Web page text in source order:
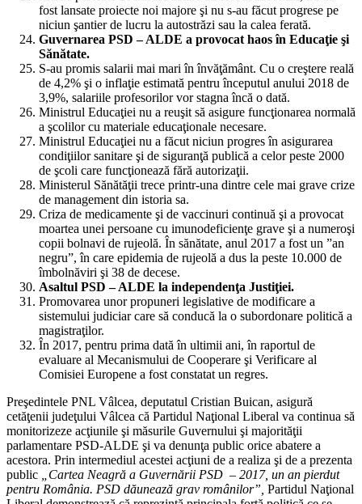
fost lansate proiecte noi majore şi nu s-au făcut progrese pe
niciun şantier de lucru la autostrăzi sau la calea ferată.
Guvernarea PSD – ALDE a provocat haos în Educaţie şi
Sănătate.
S-au promis salarii mai mari în învăţământ. Cu o creştere reală
de 4,2% şi o inflaţie estimată pentru începutul anului 2018 de
3,9%, salariile profesorilor vor stagna încă o dată.
Ministrul Educaţiei nu a reuşit să asigure funcţionarea normală
a şcolilor cu materiale educaţionale necesare.
Ministrul Educaţiei nu a făcut niciun progres în asigurarea
condiţiilor sanitare şi de siguranţă publică a celor peste 2000
de şcoli care funcţionează fără autorizaţii.
Ministerul Sănătăţii trece printr-una dintre cele mai grave crize
de management din istoria sa.
Criza de medicamente şi de vaccinuri continuă şi a provocat
moartea unei persoane cu imunodeficienţe grave şi a numeroşi
copii bolnavi de rujeolă. În sănătate, anul 2017 a fost un ”an
negru”, în care epidemia de rujeolă a dus la peste 10.000 de
îmbolnăviri şi 38 de decese.
Asaltul PSD – ALDE la independenţa Justiţiei.
Promovarea unor propuneri legislative de modificare a
sistemului judiciar care să conducă la o subordonare politică a
magistraţilor.
În 2017, pentru prima dată în ultimii ani, în raportul de
evaluare al Mecanismului de Cooperare şi Verificare al
Comisiei Europene a fost constatat un regres.
Preşedintele PNL Vâlcea, deputatul Cristian Buican, asigură
cetăţenii judeţului Vâlcea că Partidul Naţional Liberal va continua să
monitorizeze acţiunile şi măsurile Guvernului şi majorităţii
parlamentare PSD-ALDE şi va denunţa public orice abatere a
acestora. Prin intermediul acestei acţiuni de a realiza şi de a prezenta
public
„Cartea Neagră a Guvernării PSD – 2017, un an pierdut
pentru România. PSD dăunează grav românilor”, Partidul Naţional